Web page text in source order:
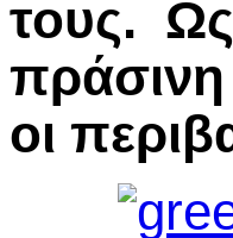
τους.
πράσινη
οι